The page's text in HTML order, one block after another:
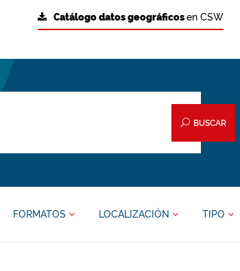
Catálogo datos geográficosen CSW
BUSCAR
FORMATOS LOCALIZACIÓN TIPO